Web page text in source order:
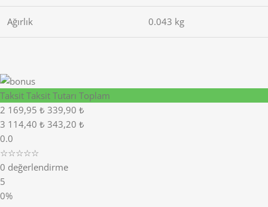
Ağırlık 0.043 kg
Taksit Taksit Tutarı Toplam
2 169,95 ₺ 339,90 ₺
3 114,40 ₺ 343,20 ₺
0.0
☆☆☆☆☆
0 değerlendirme
5
0%